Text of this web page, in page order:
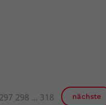
297 298 318 nächste